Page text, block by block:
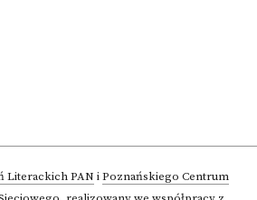
Literackich PAN iPoznańskiego Centrum